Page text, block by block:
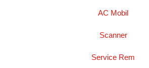
AC Mobil
Scanner
Service Rem